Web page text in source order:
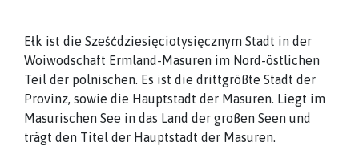
Ełk ist die Sześćdziesięciotysięcznym Stadt in der
Woiwodschaft Ermland-Masuren im Nord-östlichen
Teil der polnischen. Es ist die drittgrößte Stadt der
Provinz, sowie die Hauptstadt der Masuren. Liegt im
Masurischen See in das Land der großen Seen und
trägt den Titel der Hauptstadt der Masuren.